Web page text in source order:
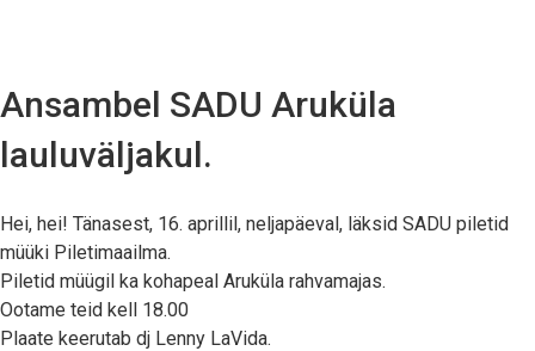
Ansambel SADU Aruküla
lauluväljakul.
Hei, hei! Tänasest, 16. aprillil, neljapäeval, läksid SADU piletid
müüki Piletimaailma.
Piletid müügil ka kohapeal Aruküla rahvamajas.
Ootame teid kell 18.00
Plaate keerutab dj Lenny LaVida.